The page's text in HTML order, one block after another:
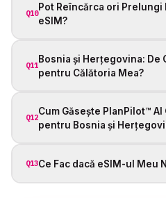
Q10
Pot Reîncărca ori Prelungi
eSIM?
Q11
Bosnia și Herțegovina: De
pentru Călătoria Mea?
Q12
Cum Găsește PlanPilot™ AI
pentru Bosnia și
Q13Ce Fac dacă eSIM-ul Meu